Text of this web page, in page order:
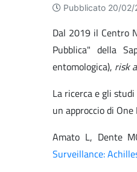
Pubblicato 20/
Dal 2019 il Centro
Pubblica" della
entomologica), risk
La ricerca e gli
un approccio di
Amato L, Dente
Surveillance: